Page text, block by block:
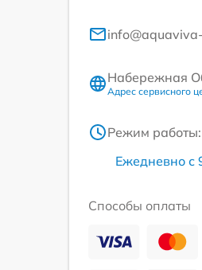
Набережная
Адрес сервисного
Режим работы:
Ежедневно с
Способы оплаты